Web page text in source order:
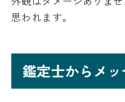
思われます。
鑑定士からメ